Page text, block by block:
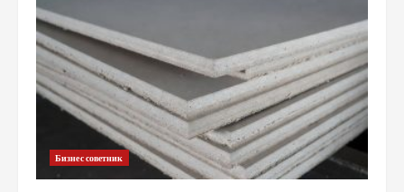
Бизнес советник